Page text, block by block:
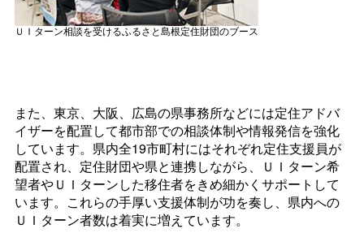
ＵＩターン相談を受けるふるさと島根定住財団のブース
また、東京、大阪、広島の県事務所などには定住アドバ
イザーを配置して都市部での相談体制や情報発信を強化
しています。県内全19市町村にはそれぞれ定住支援員が
配置され、定住財団や県と連携しながら、ＵＩターン希
望者やＵＩターンした移住者をきめ細かくサポートして
います。これらの手厚い支援体制が功を奏し、県内への
ＵＩターン者数は着実に増えています。